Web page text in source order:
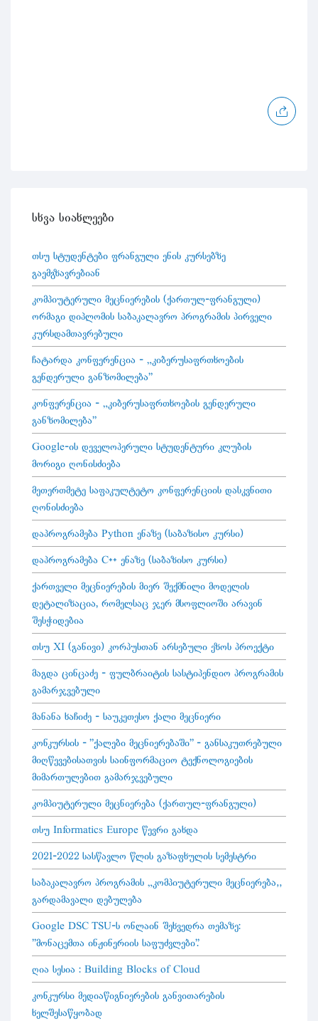
სხვა სიახლეები
თსუ სტუდენტები ფრანგული ენის კურსებზე
გაემგზავრებიან
კომპიუტერული მეცნიერების (ქართულ-ფრანგული)
ორმაგი დიპლომის საბაკალავრო პროგრამის პირველი
კურსდამთავრებული
ჩატარდა კონფერენცია - „კიბერუსაფრთხოების
გენდერული განზომილება"
კონფერენცია - „კიბერუსაფრთხოების გენდერული
განზომილება"
Google-ის დეველოპერული სტუდენტური კლუბის
მორიგი ღონისძიება
მეთერთმეტე საფაკულტეტო კონფერენციის დასკვნითი
ღონისძიება
დაპროგრამება Python ენაზე (საბაზისო კურსი)
დაპროგრამება C++ ენაზე (საბაზისო კურსი)
ქართველი მეცნიერების მიერ შექმნილი მოდელის
დეტალიზაცია, რომელსაც ჯერ მსოფლიოში არავინ
შესჭიდებია
თსუ XI (განივი) კორპუსთან არსებული ეზოს პროექტი
მაგდა ცინცაძე - ფულბრაიტის სასტიპენდიო პროგრამის
გამარჯვებული
მანანა ხაჩიძე - საუკეთესო ქალი მეცნიერი
კონკურსის - "ქალები მეცნიერებაში" - განსაკუთრებული
მიღწევებისათვის საინფორმაციო ტექნოლოგიების
მიმართულებით გამარჯვებული
კომპიუტერული მეცნიერება (ქართულ-ფრანგული)
თსუ Informatics Europe წევრი გახდა
2021-2022 სასწავლო წლის გაზაფხულის სემესტრი
საბაკალავრო პროგრამის „კომპიუტერული მეცნიერება“
გარდამავალი დებულება
Google DSC TSU-ს ონლაინ შეხვედრა თემაზე:
"მონაცემთა ინჟინერიის საფუძვლები".
ღია სესია : Building Blocks of Cloud
კონკურსი მედიაწიგნიერების განვითარების
ხელშესაწყობად